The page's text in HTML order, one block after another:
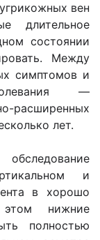
вен
длительное
состоянии
Между
симптомов и
—
лет.
и
в хорошо
нижние
полностью